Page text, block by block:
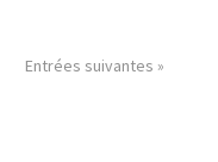
Entrées suivantes »